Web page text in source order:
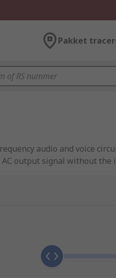
Pakket
audio and voice
output signal without
coupling.